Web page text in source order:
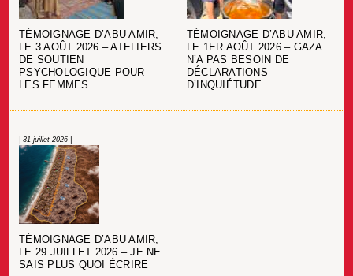
TÉMOIGNAGE D’ABU AMIR,
LE 3 AOÛT 2026 – ATELIERS
DE SOUTIEN
PSYCHOLOGIQUE POUR
LES FEMMES
TÉMOIGNAGE D’ABU AMIR,
LE 1ER AOÛT 2026 – GAZA
N’A PAS BESOIN DE
DÉCLARATIONS
D’INQUIÉTUDE
| 31 juillet 2026 |
TÉMOIGNAGE D’ABU AMIR,
LE 29 JUILLET 2026 – JE NE
SAIS PLUS QUOI ÉCRIRE